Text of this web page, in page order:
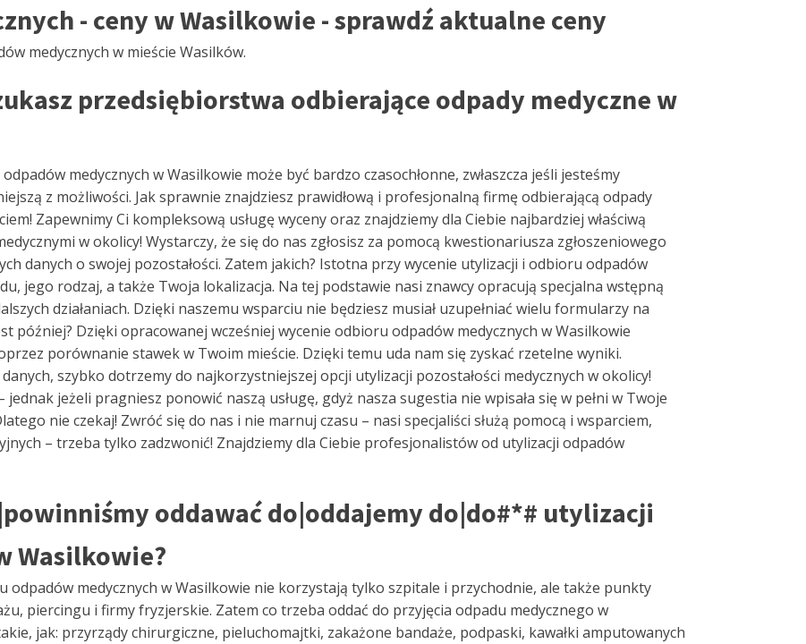
- ceny w Wasilkowie - sprawdź aktualne ceny
medycznych w mieście Wasilków.
przedsiębiorstwa odbierające odpady medyczne w
medycznych w Wasilkowie może być bardzo czasochłonne, zwłaszcza jeśli jesteśmy
z możliwości. Jak sprawnie znajdziesz prawidłową i profesjonalną firmę odbierającą odpady
Zapewnimy Ci kompleksową usługę wyceny oraz znajdziemy dla Ciebie najbardziej właściwą
w okolicy! Wystarczy, że się do nas zgłosisz za pomocą kwestionariusza zgłoszeniowego
danych o swojej pozostałości. Zatem jakich? Istotna przy wycenie utylizacji i odbioru odpadów
jego rodzaj, a także Twoja lokalizacja. Na tej podstawie nasi znawcy opracują specjalna wstępną
działaniach. Dzięki naszemu wsparciu nie będziesz musiał uzupełniać wielu formularzy na
później? Dzięki opracowanej wcześniej wycenie odbioru odpadów medycznych w Wasilkowie
porównanie stawek w Twoim mieście. Dzięki temu uda nam się zyskać rzetelne wyniki.
szybko dotrzemy do najkorzystniejszej opcji utylizacji pozostałości medycznych w okolicy!
jeżeli pragniesz ponowić naszą usługę, gdyż nasza sugestia nie wpisała się w pełni w Twoje
nie czekaj! Zwróć się do nas i nie marnuj czasu – nasi specjaliści służą pomocą i wsparciem,
– trzeba tylko zadzwonić! Znajdziemy dla Ciebie profesjonalistów od utylizacji odpadów
oddawać do|oddajemy do|do#*# utylizacji
Wasilkowie?
odpadów medycznych w Wasilkowie nie korzystają tylko szpitale i przychodnie, ale także punkty
piercingu i firmy fryzjerskie. Zatem co trzeba oddać do przyjęcia odpadu medycznego w
jak: przyrządy chirurgiczne, pieluchomajtki, zakażone bandaże, podpaski, kawałki amputowanych